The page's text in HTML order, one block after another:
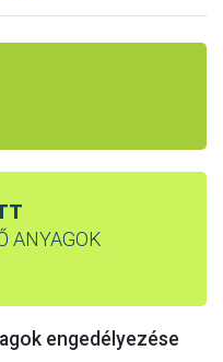
ANYAGOK
engedélyezése